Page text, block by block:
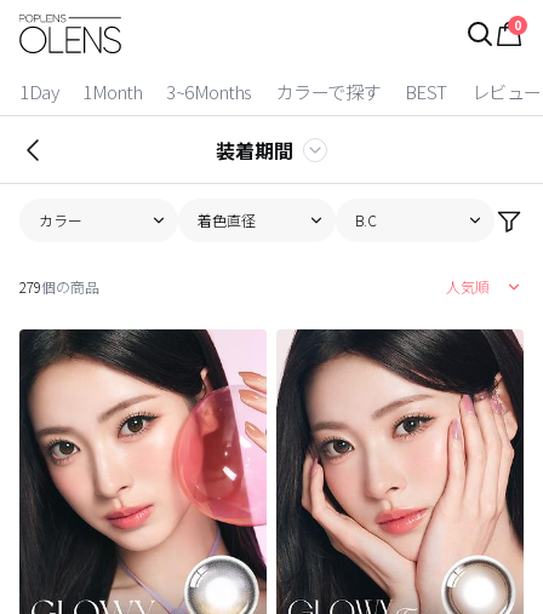
0
1Day 1Month 3~6Months カラーで探す BEST レビュー
ログイン
カラコン比較
今月限定特典
ベスト
カラコン
装着期間
2 Weeks
1 Month
3~6 Months
よりどりキット
カラー
ブラウン
チョコ
装着期間
カラー 着色直径 B.C
279個の商品 人気順